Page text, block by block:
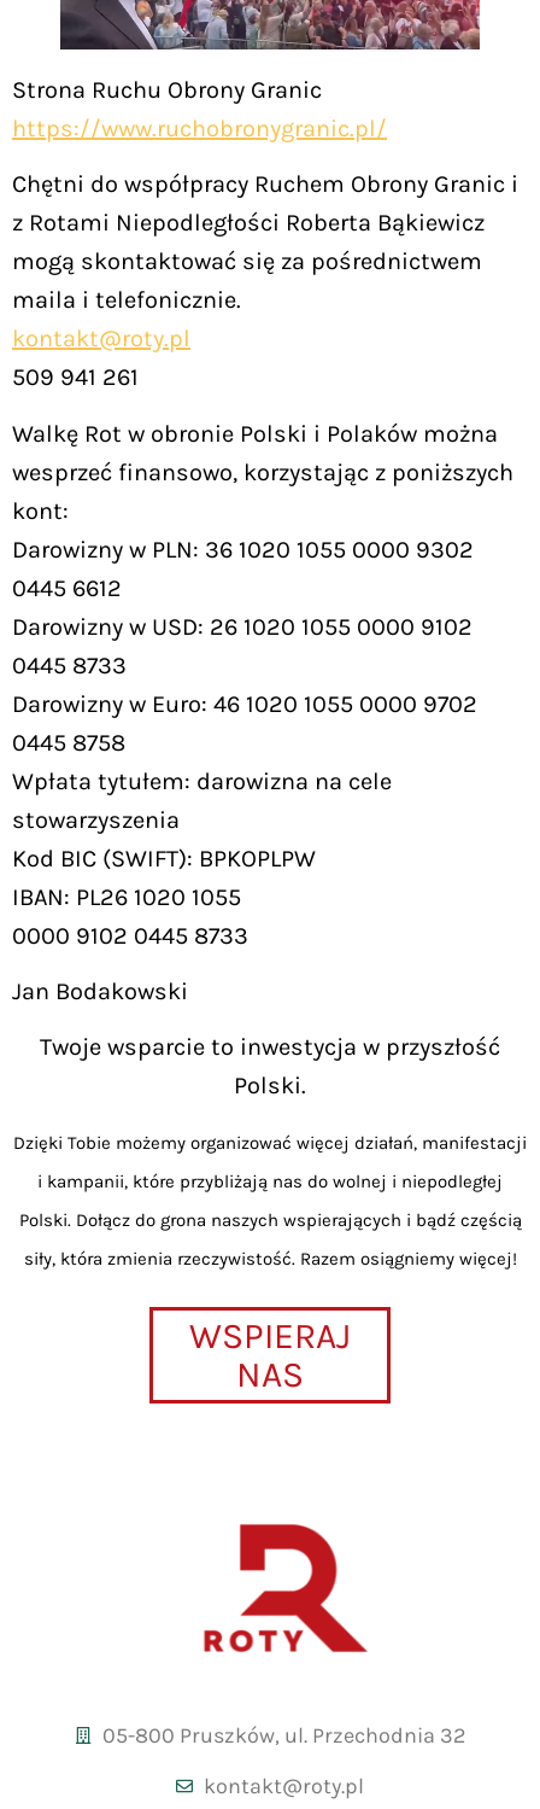
Strona Ruchu Obrony Granic
https://www.ruchobronygranic.pl/
Chętni do współpracy Ruchem Obrony Granic i
z Rotami Niepodległości Roberta Bąkiewicz
mogą skontaktować się za pośrednictwem
maila i telefonicznie.
kontakt@roty.pl
509 941 261
Walkę Rot w obronie Polski i Polaków można
wesprzeć finansowo, korzystając z poniższych
kont:
Darowizny w PLN: 36 1020 1055 0000 9302
0445 6612
Darowizny w USD: 26 1020 1055 0000 9102
0445 8733
Darowizny w Euro: 46 1020 1055 0000 9702
0445 8758
Wpłata tytułem: darowizna na cele
stowarzyszenia
Kod BIC (SWIFT): BPKOPLPW
IBAN: PL26 1020 1055
0000 9102 0445 8733
Jan Bodakowski
Twoje wsparcie to inwestycja w przyszłość
Polski.
Dzięki Tobie możemy organizować więcej działań, manifestacji
i kampanii, które przybliżają nas do wolnej i niepodległej
Polski. Dołącz do grona naszych wspierających i bądź częścią
siły, która zmienia rzeczywistość. Razem osiągniemy więcej!
WSPIERAJ
NAS
05-800 Pruszków, ul. Przechodnia 32
kontakt@roty.pl